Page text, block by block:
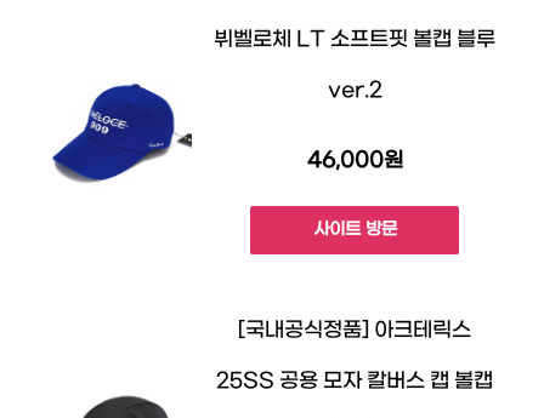
뷔벨로체 LT 소프트핏 볼캡 블루
ver.2
46,000원
사이트 방문
[국내공식정품] 아크테릭스
25SS 공용 모자 칼버스 캡 볼캡